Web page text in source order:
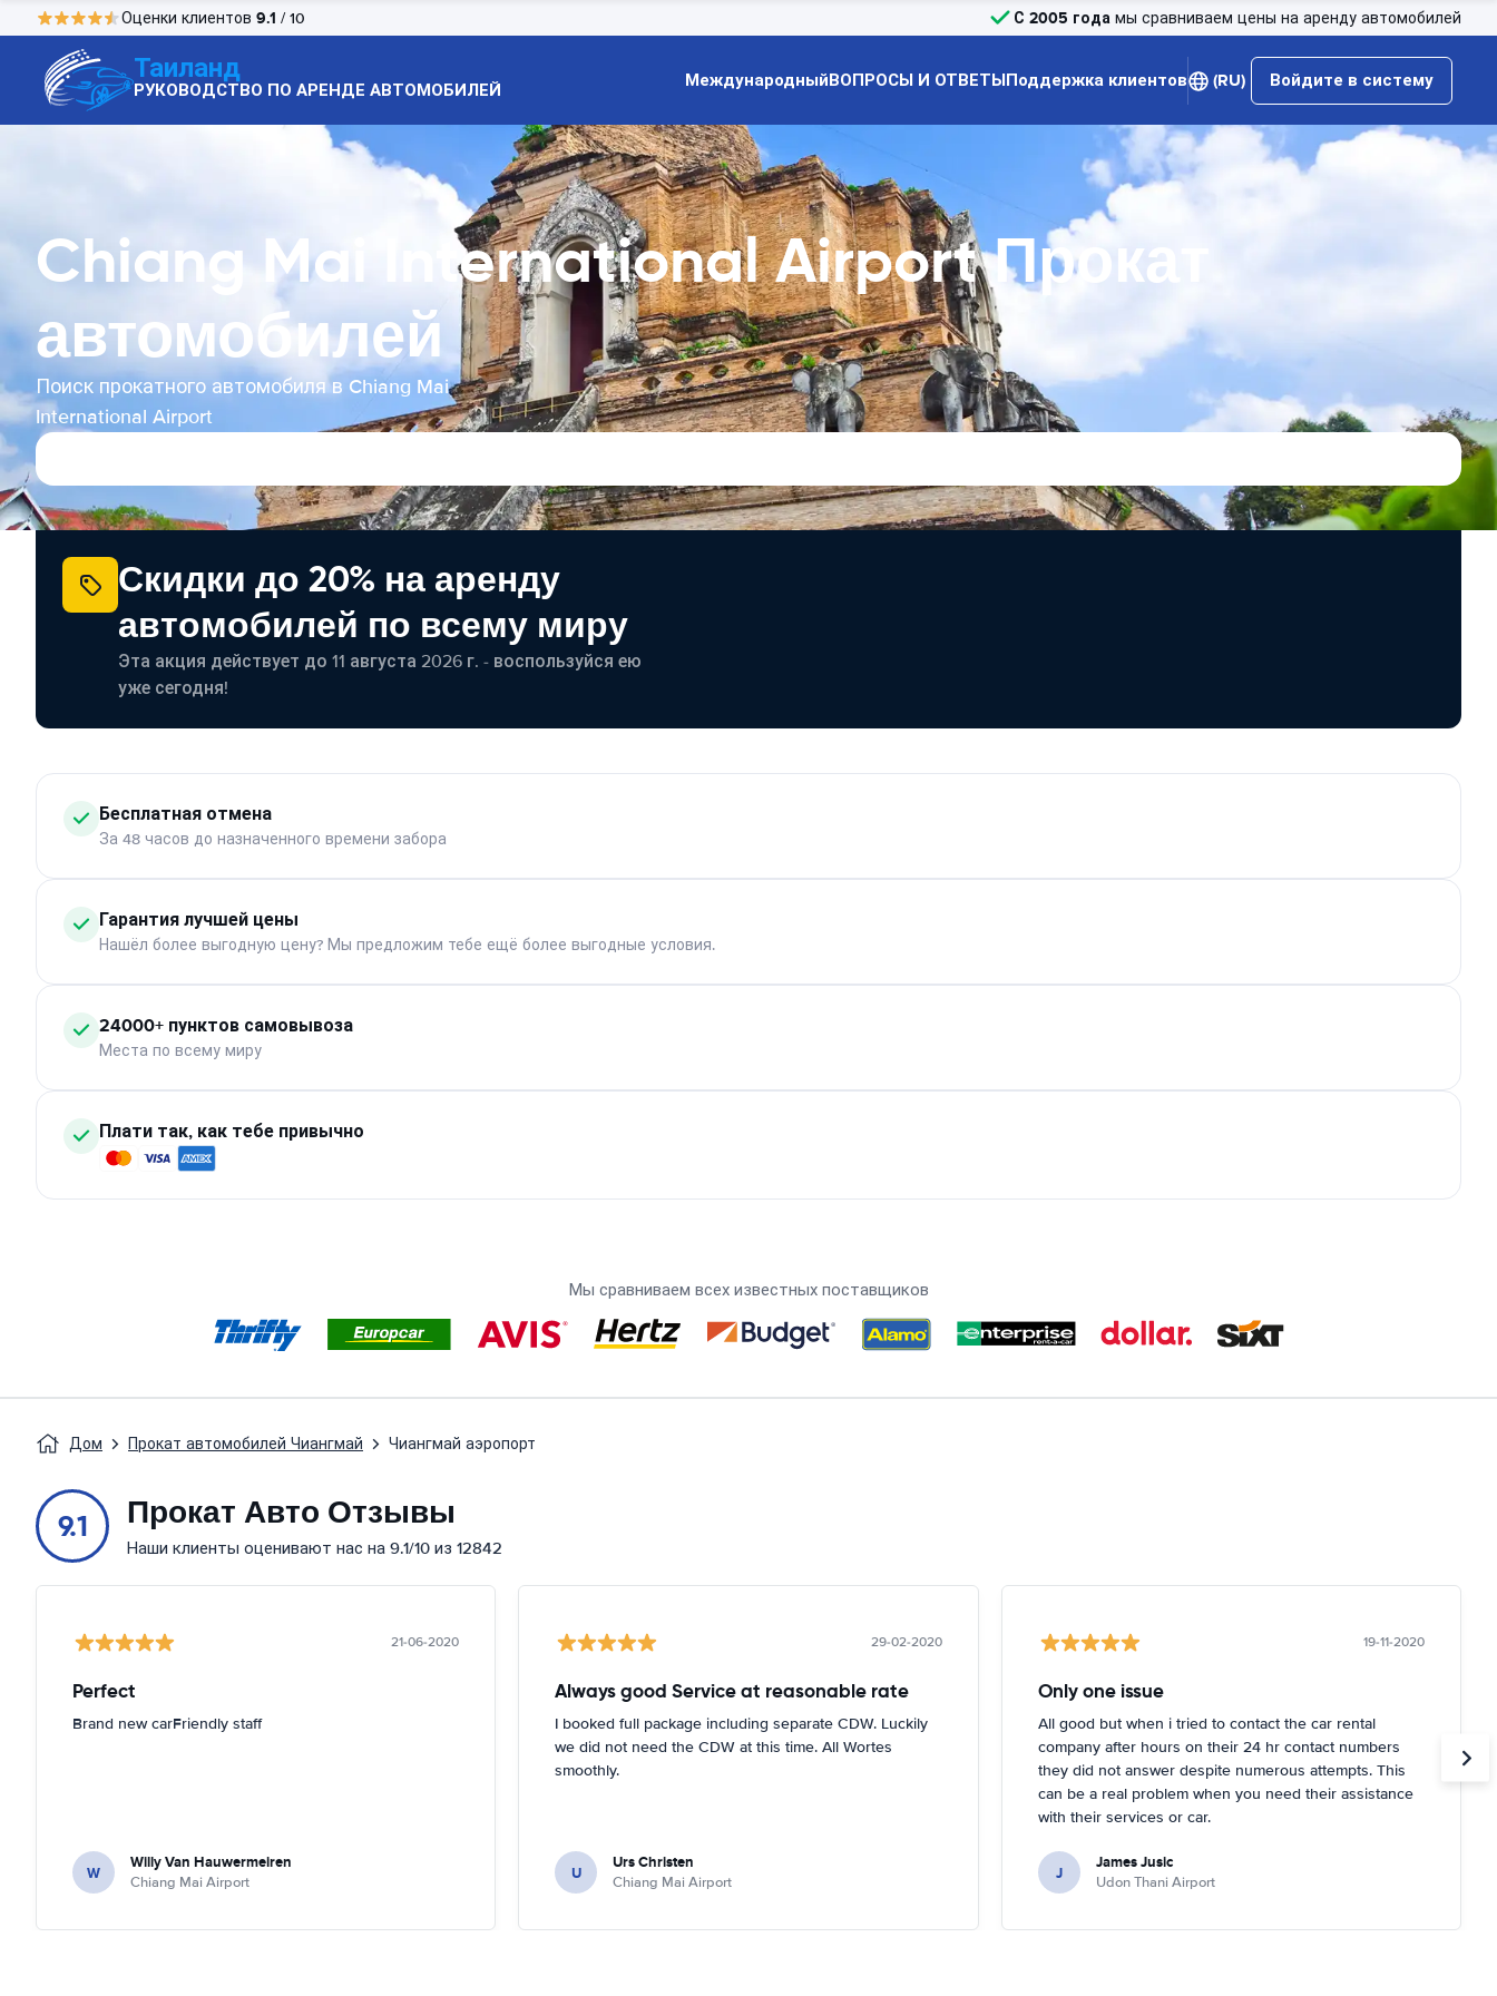
Оценки клиентов 9.1 / 10 С 2005 года мы сравниваем цены на аренду автомобилей
Таиланд
РУКОВОДСТВО ПО АРЕНДЕ АВТОМОБИЛЕЙ МеждународныйВОПРОСЫ И ОТВЕТЫПоддержка клиентов (RU) Войдите в систему
Chiang Mai International Airport Прокат
автомобилей
Поиск прокатного автомобиля в Chiang Mai
International Airport
Скидки до 20% на аренду
автомобилей по всему миру
Эта акция действует до 11 августа 2026 г. - воспользуйся ею
уже сегодня!
Бесплатная отмена
За 48 часов до назначенного времени забора
Гарантия лучшей цены
Нашёл более выгодную цену? Мы предложим тебе ещё более выгодные условия.
24000+ пунктов самовывоза
Места по всему миру
Плати так, как тебе привычно
Мы сравниваем всех известных поставщиков
Дом Прокат автомобилей Чиангмай Чиангмай аэропорт
9.1 Прокат Авто Отзывы
Наши клиенты оценивают нас на 9.1/10 из 12842
21-06-2020
Perfect
Brand new carFriendly staff
W Willy Van Hauwermeiren
Chiang Mai Airport
29-02-2020
Always good Service at reasonable rate
I booked full package including separate CDW. Luckily
we did not need the CDW at this time. All Wortes
smoothly.
U Urs Christen
Chiang Mai Airport
19-11-2020
Only one issue
All good but when i tried to contact the car rental
company after hours on their 24 hr contact numbers
they did not answer despite numerous attempts. This
can be a real problem when you need their assistance
with their services or car.
J James Jusic
Udon Thani Airport